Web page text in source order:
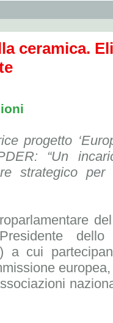
ceramica.
progetto
“Un
strategico per
dello
a cui